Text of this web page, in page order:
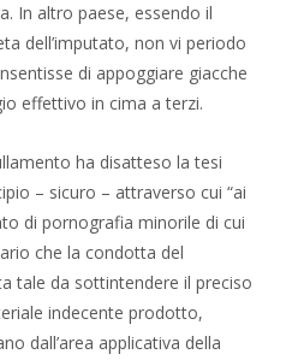
In altro paese, essendo il
dell’imputato, non vi periodo
di appoggiare giacche
effettivo in cima a terzi.
ha disatteso la tesi
– sicuro – attraverso cui “ai
di pornografia minorile di cui
che la condotta del
tale da sottintendere il preciso
indecente prodotto,
dall’area applicativa della